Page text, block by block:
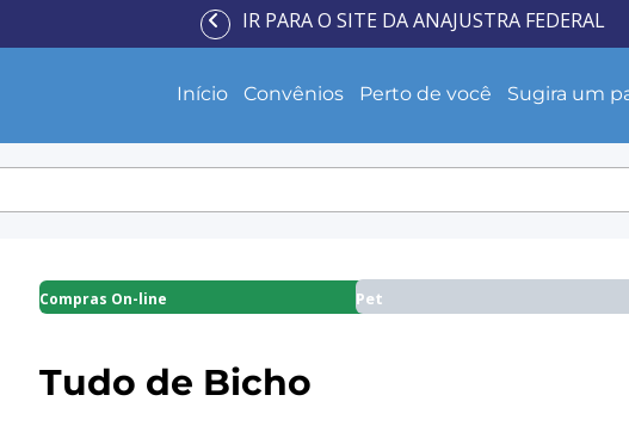
IR PARA O SITE DA ANAJUSTRA FEDERAL
Início Convênios Perto de você Sugira um
Compras On-line Pet
Tudo de Bicho